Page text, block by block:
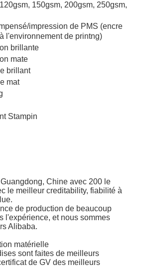
150gsm, 200gsm, 250gsm,
impression de PMS (encre
l'environnement de printng)
brillante
mate
brillant
mat
Stampin
Chine avec 200 le
le meilleur creditability, fiabilité à
de production de beaucoup
l'expérience, et nous sommes
Alibaba.
matérielle
sont faites de meilleurs
de GV des meilleurs